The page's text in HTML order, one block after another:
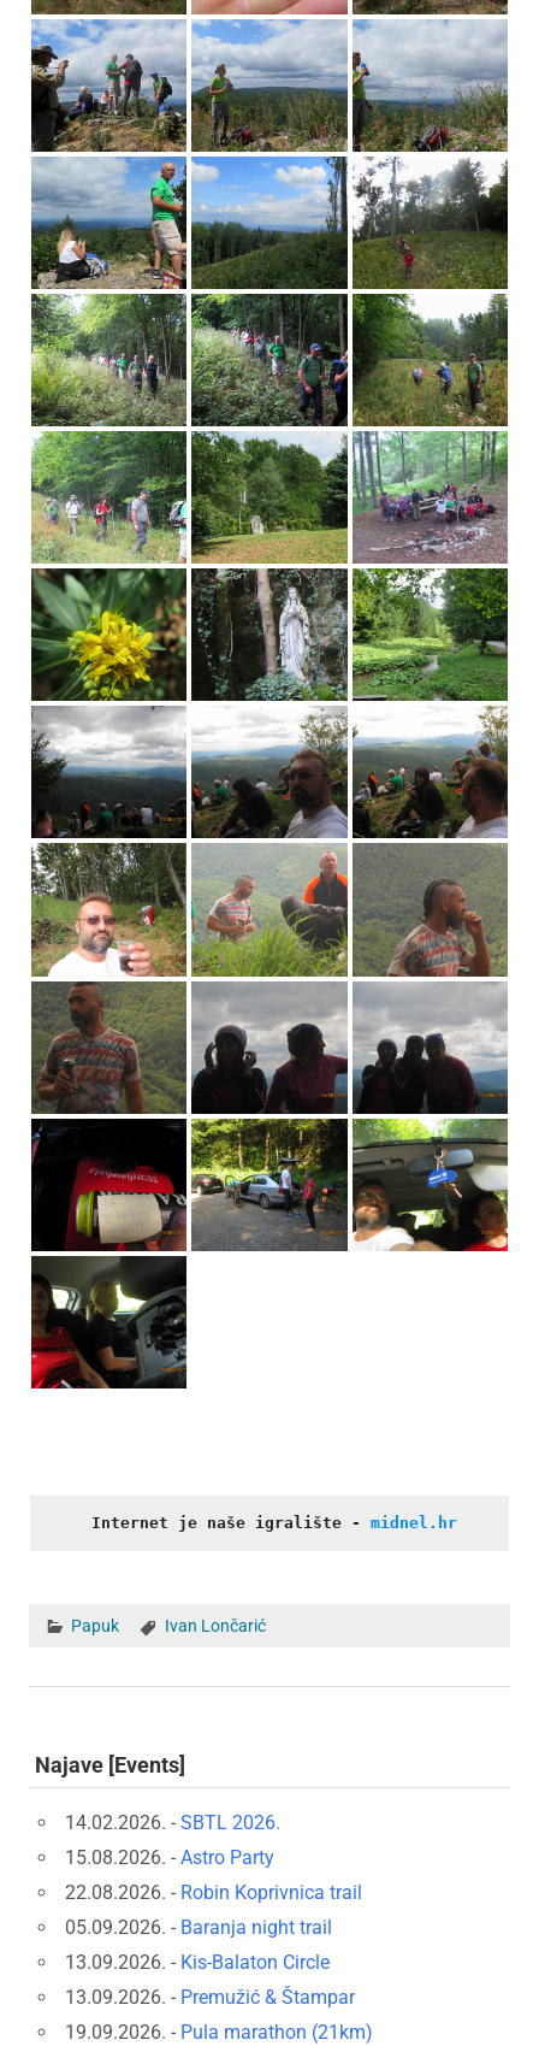
Internet je naše igralište - midnel.hr
Papuk Ivan Lončarić
Najave [Events]
14.02.2026. - SBTL 2026.
15.08.2026. - Astro Party
22.08.2026. - Robin Koprivnica trail
05.09.2026. - Baranja night trail
13.09.2026. - Kis-Balaton Circle
13.09.2026. - Premužić & Štampar
19.09.2026. - Pula marathon (21km)